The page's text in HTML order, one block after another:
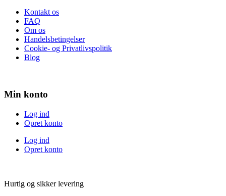
Kontakt os
FAQ
Om os
Handelsbetingelser
Cookie- og Privatlivspolitik
Blog
Min konto
Log ind
Opret konto
Log ind
Opret konto
Hurtig og sikker levering